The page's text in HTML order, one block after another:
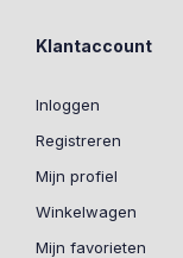
Klantaccount
Inloggen
Registreren
Mijn profiel
Winkelwagen
Mijn favorieten